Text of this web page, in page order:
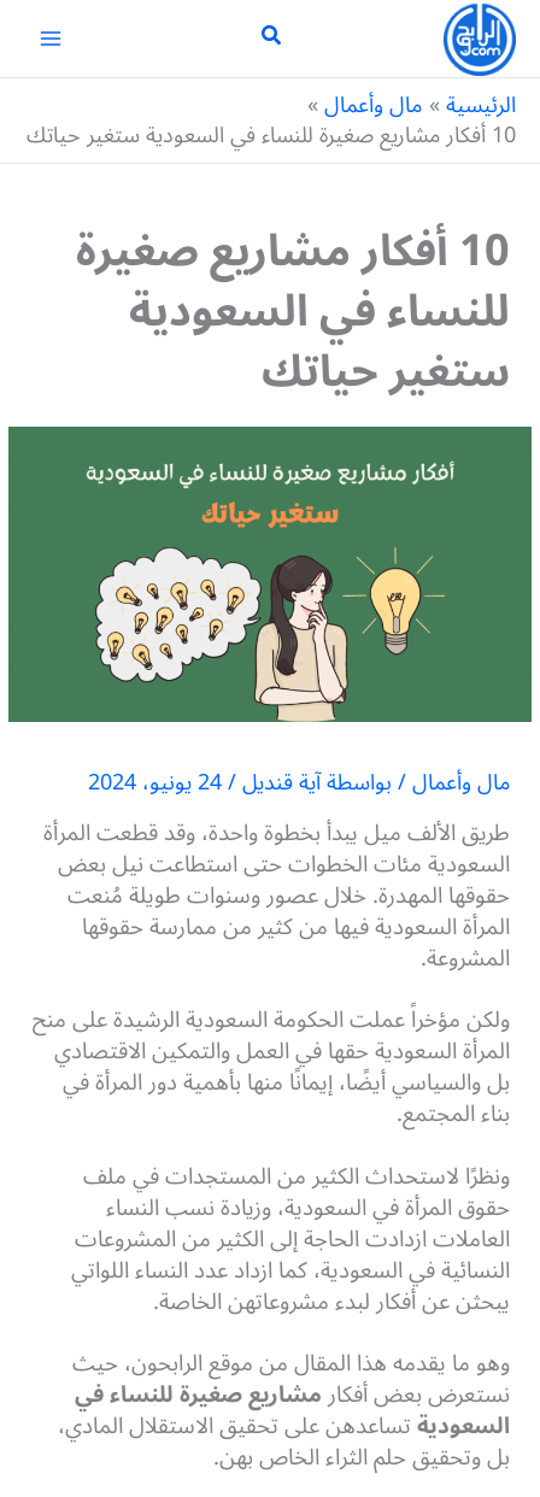
تخطي
المحتوى
الرئيسية مال وأعمال
10 أفكار مشاريع صغيرة للنساء في السعودية ستغير حياتك
10 أفكار مشاريع صغيرة
للنساء في السعودية
ستغير حياتك
مال وأعمال/ بواسطةآية قنديل/24 يونيو، 2024
طريق الألف ميل يبدأ بخطوة واحدة، وقد قطعت المرأة
السعودية مئات الخطوات حتى استطاعت نيل بعض
حقوقها المهدرة. خلال عصور وسنوات طويلة مُنعت
المرأة السعودية فيها من كثير من ممارسة حقوقها
المشروعة.
ولكن مؤخراً عملت الحكومة السعودية الرشيدة على منح
المرأة السعودية حقها في العمل والتمكين الاقتصادي
بل والسياسي أيضًا، إيمانًا منها بأهمية دور المرأة في
بناء المجتمع.
ونظرًا لاستحداث الكثير من المستجدات في ملف
حقوق المرأة في السعودية، وزيادة نسب النساء
العاملات ازدادت الحاجة إلى الكثير من المشروعات
النسائية في السعودية، كما ازداد عدد النساء اللواتي
يبحثن عن أفكار لبدء مشروعاتهن الخاصة.
وهو ما يقدمه هذا المقال من موقع الرابحون، حيث
نستعرض بعض أفكارمشاريع صغيرة للنساء في
السعوديةتساعدهن على تحقيق الاستقلال المادي،
بل وتحقيق حلم الثراء الخاص بهن.